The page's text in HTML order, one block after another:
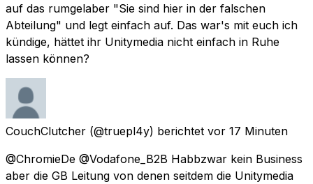
auf das rumgelaber "Sie sind hier in der falschen
Abteilung" und legt einfach auf. Das war's mit euch ich
kündige, hättet ihr Unitymedia nicht einfach in Ruhe
lassen können?
CouchClutcher (@truepl4y) berichtet vor 17 Minuten
@ChromieDe @Vodafone_B2B Habbzwar kein Business
aber die GB Leitung von denen seitdem die Unitymedia